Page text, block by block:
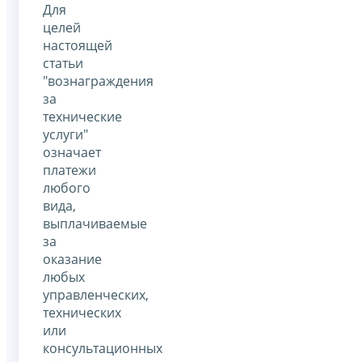
Для
целей
настоящей
статьи
"вознаграждения
за
технические
услуги"
означает
платежи
любого
вида,
выплачиваемые
за
оказание
любых
управленческих,
технических
или
консультационных